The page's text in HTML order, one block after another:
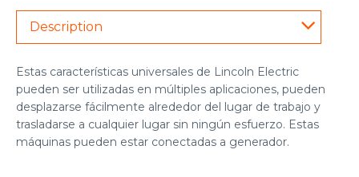
Description
Estas características universales de Lincoln Electric
pueden ser utilizadas en múltiples aplicaciones, pueden
desplazarse fácilmente alrededor del lugar de trabajo y
trasladarse a cualquier lugar sin ningún esfuerzo. Estas
máquinas pueden estar conectadas a generador.